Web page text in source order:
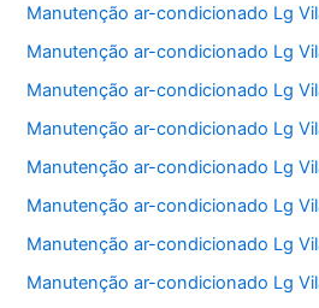
Manutenção ar-condicionado Lg
Manutenção ar-condicionado Lg
Manutenção ar-condicionado Lg
Manutenção ar-condicionado Lg
Manutenção ar-condicionado Lg
Manutenção ar-condicionado Lg
Manutenção ar-condicionado Lg
Manutenção ar-condicionado Lg